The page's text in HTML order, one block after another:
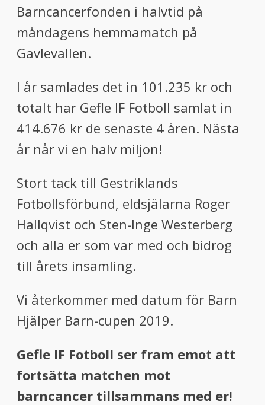
Barncancerfonden i halvtid på
måndagens hemmamatch på
Gavlevallen.
I år samlades det in 101.235 kr och
totalt har Gefle IF Fotboll samlat in
414.676 kr de senaste 4 åren. Nästa
år når vi en halv miljon!
Stort tack till Gestriklands
Fotbollsförbund, eldsjälarna Roger
Hallqvist och Sten-Inge Westerberg
och alla er som var med och bidrog
till årets insamling.
Vi återkommer med datum för Barn
Hjälper Barn-cupen 2019.
Gefle IF Fotboll ser fram emot att
fortsätta matchen mot
barncancer tillsammans med er!